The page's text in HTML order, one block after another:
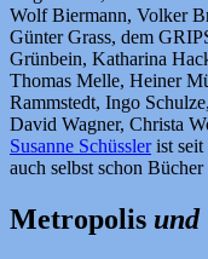
Wolf Biermann, Volker
Günter Grass, dem
Grünbein, Katharina
Thomas Melle, Heiner
Rammstedt, Ingo
David Wagner, Christa
Susanne Schüsslerist seit
auch selbst schon
Metropolis und